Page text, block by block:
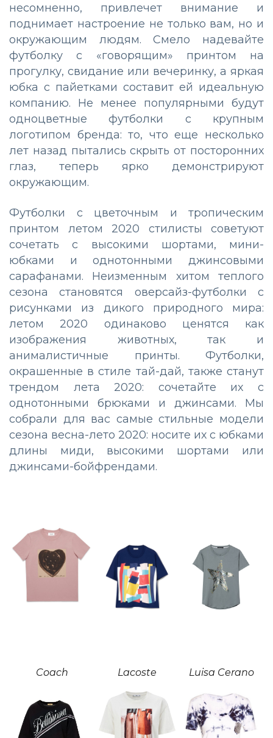
несомненно, привлечет внимание и
поднимает настроение не только вам, но и
окружающим людям. Смело надевайте
футболку с «говорящим» принтом на
прогулку, свидание или вечеринку, а яркая
юбка с пайетками составит ей идеальную
компанию. Не менее популярными будут
одноцветные футболки с крупным
логотипом бренда: то, что еще несколько
лет назад пытались скрыть от посторонних
глаз, теперь ярко демонстрируют
окружающим.
Футболки с цветочным и тропическим
принтом летом 2020 стилисты советуют
сочетать с высокими шортами, мини-
юбками и однотонными джинсовыми
сарафанами. Неизменным хитом теплого
сезона становятся оверсайз-футболки с
рисунками из дикого природного мира:
летом 2020 одинаково ценятся как
изображения животных, так и
анималистичные принты. Футболки,
окрашенные в стиле тай-дай, также станут
трендом лета 2020: сочетайте их с
однотонными брюками и джинсами. Мы
собрали для вас самые стильные модели
сезона весна-лето 2020: носите их с юбками
длины миди, высокими шортами или
джинсами-бойфрендами.
Coach Lacoste Luisa Cerano